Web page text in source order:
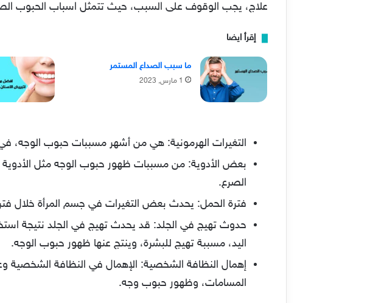
علاج، يجب الوقوف على السبب، حيث تتمثل اسباب الحبوب
إقرأ ايضا
ما سبب الصداع المستمر
1 مارس, 2023
التغيرات الهرمونية: هي من أشهر مسببات حبوب الوجه،
بعض الأدوية: من مسببات ظهور حبوب الوجه مثل
الصرع.
فترة الحمل: يحدث بعض التغيرات في جسم المرأة خلال
حدوث تهيج في الجلد: قد يحدث تهيج في الجلد نتيجة
اليد، مسببة تهيج للبشرة، وينتج عنها ظهور حبوب الوجه.
إهمال النظافة الشخصية: الإهمال في النظافة الشخصية
المسامات، وظهور حبوب وجه.